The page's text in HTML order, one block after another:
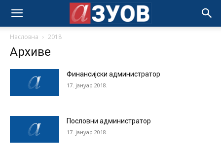
Насловна 2018
Архиве
Финансијски администратор
17. јануар 2018.
Пословни администратор
17. јануар 2018.